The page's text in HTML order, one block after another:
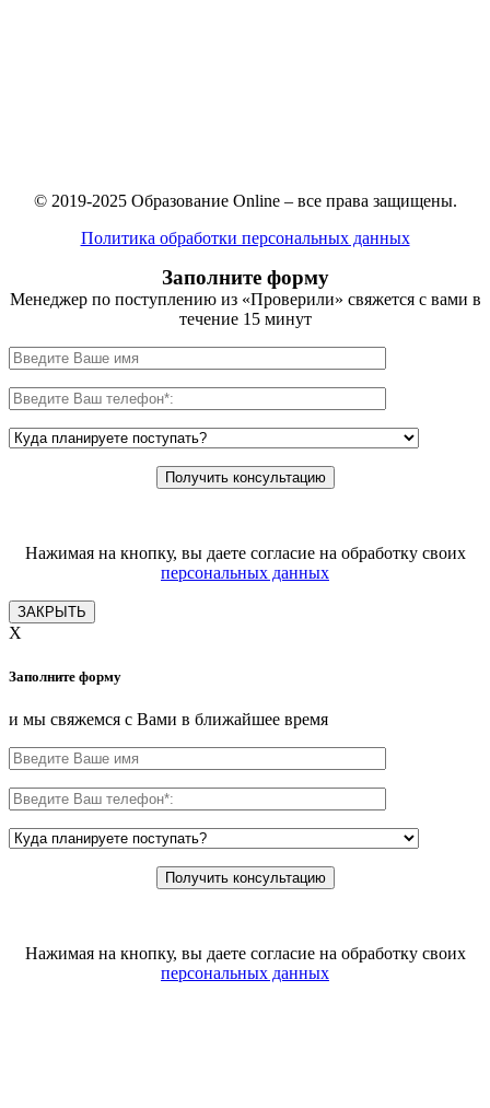
© 2019-2025 Образование Online – все права защищены.
Политика обработки персональных данных
Заполните форму
Менеджер по поступлению из «Проверили» свяжется с вами в
течение 15 минут
Нажимая на кнопку, вы даете согласие на обработку своих
персональных данных
ЗАКРЫТЬ
X
Заполните форму
и мы свяжемся с Вами в ближайшее время
Нажимая на кнопку, вы даете согласие на обработку своих
персональных данных